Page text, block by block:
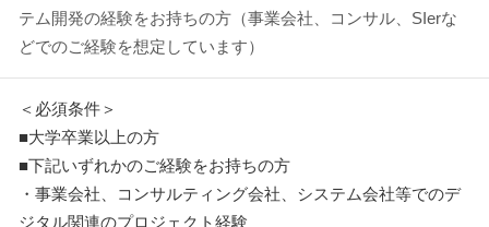
テム開発の経験をお持ちの方（事業会社、コンサル、SIerな
どでのご経験を想定しています）
＜必須条件＞
■大学卒業以上の方
■下記いずれかのご経験をお持ちの方
・事業会社、コンサルティング会社、システム会社等でのデ
ジタル関連のプロジェクト経験